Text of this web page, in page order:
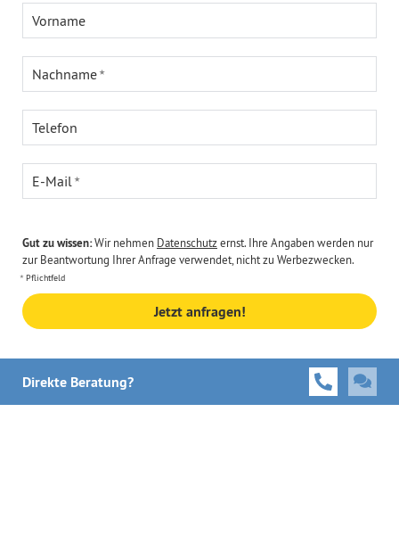
Vorname
Nachname
Telefon
E-Mail
Gut zu wissen:Wir nehmen Datenschutzernst. Ihre Angaben werden nur
zur Beantwortung Ihrer Anfrage verwendet, nicht zu Werbezwecken.
Pflichtfeld
Jetzt anfragen!
Direkte Beratung?